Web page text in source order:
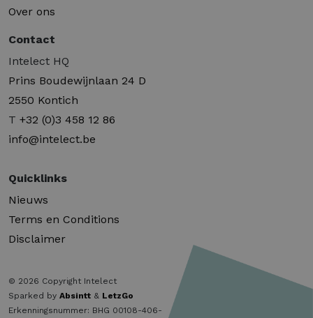
Over ons
Contact
Intelect HQ
Prins Boudewijnlaan 24 D
2550 Kontich
T +32 (0)3 458 12 86
info@intelect.be
Quicklinks
Nieuws
Terms en Conditions
Disclaimer
© 2026 Copyright Intelect
Sparked by Absintt & LetzGo
Erkenningsnummer: BHG 00108-406-